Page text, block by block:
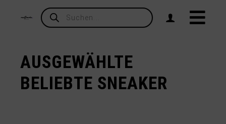
Products
search
AUSGEWÄHLTE
BELIEBTE SNEAKER